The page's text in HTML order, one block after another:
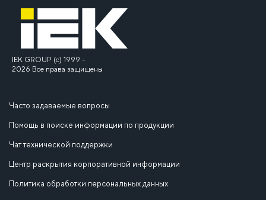
IEK GROUP (c) 1999 –
2026 Все права защищены
Часто задаваемые вопросы
Помощь в поиске информации по продукции
Чат технической поддержки
Центр раскрытия корпоративной информации
Политика обработки персональных данных